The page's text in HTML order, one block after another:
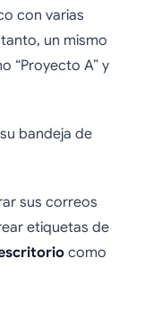
con varias
un mismo
“Proyecto A” y
bandeja de
sus correos
etiquetas de
como